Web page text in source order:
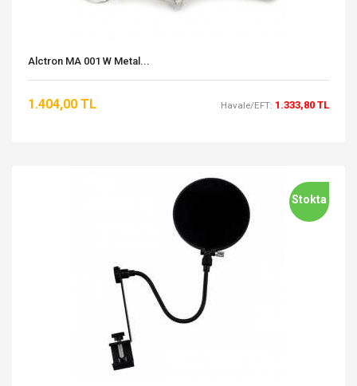
Alctron MA 001 W Metal...
1.404,00 TL Havale/EFT: 1.333,80 TL
Stokta